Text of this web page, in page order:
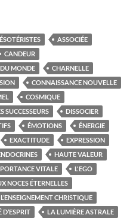
ASSOCIÉE
CANDEUR
MONDE
CHARNELLE
CONNAISSANCE NOUVELLE
COSMIQUE
SUCCESSEURS
DISSOCIER
ÉMOTIONS
ÉNERGIE
EXACTITUDE
EXPRESSION
HAUTE VALEUR
VITALE
L'EGO
NOCES ÉTERNELLES
L’ENSEIGNEMENT CHRISTIQUE
LA LUMIÈRE ASTRALE